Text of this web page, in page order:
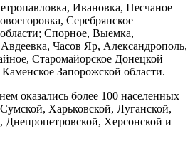
Ивановка, Песчаное
Серебрянское
Спорное, Выемка,
Часов Яр, Александрополь,
Старомайорское Донецкой
Запорожской области.
оказались более 100 населенных
Харьковской, Луганской,
Днепропетровской, Херсонской и